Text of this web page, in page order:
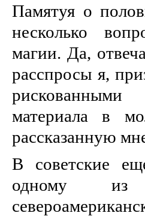
Памятуя о
несколько
магии. Да,
расспросы я,
рискованными
материала в
рассказанную
В советские
одному из